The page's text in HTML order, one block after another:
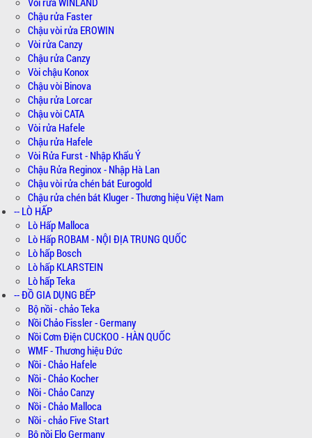
Chậu rửa Faster
Chậu vòi rửa EROWIN
Vòi rửa Canzy
Chậu rửa Canzy
Vòi chậu Konox
Chậu vòi Binova
Chậu rửa Lorcar
Chậu vòi CATA
Vòi rửa Hafele
Chậu rửa Hafele
Vòi Rửa Furst - Nhập Khẩu Ý
Chậu Rửa Reginox - Nhập Hà Lan
Chậu vòi rửa chén bát Eurogold
Chậu rửa chén bát Kluger - Thương hiệu Việt Nam
-- LÒ HẤP
Lò Hấp Malloca
Lò Hấp ROBAM - NỘI ĐỊA TRUNG QUỐC
Lò hấp Bosch
Lò hấp KLARSTEIN
Lò hấp Teka
-- ĐỒ GIA DỤNG BẾP
Bộ nồi - chảo Teka
Nồi Chảo Fissler - Germany
Nồi Cơm Điện CUCKOO - HÀN QUỐC
WMF - Thương hiệu Đức
Nồi - Chảo Hafele
Nồi - Chảo Kocher
Nồi - Chảo Canzy
Nồi - Chảo Malloca
Nồi - chảo Five Start
Bộ nồi Elo Germany